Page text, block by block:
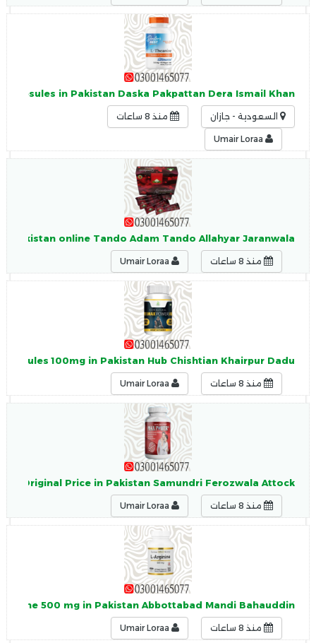
Capsules in Pakistan Daska Pakpattan Dera Ismail Khan
السعودية - جازان منذ 8 ساعات
Pakistan online Tando Adam Tando Allahyar Jaranwala
منذ 8 ساعات
100mg in Pakistan Hub Chishtian Khairpur Dadu
منذ 8 ساعات
Original Price in Pakistan Samundri Ferozwala Attock
منذ 8 ساعات
500 mg in Pakistan Abbottabad Mandi Bahauddin
منذ 8 ساعات